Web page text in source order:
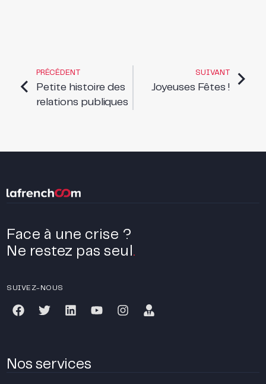
PRÉCÉDENT
Petite histoire des
relations publiques
SUIVANT
Joyeuses Fêtes !
Face à une crise ?
Ne restez pas seul .
SUIVEZ-NOUS
Nos services